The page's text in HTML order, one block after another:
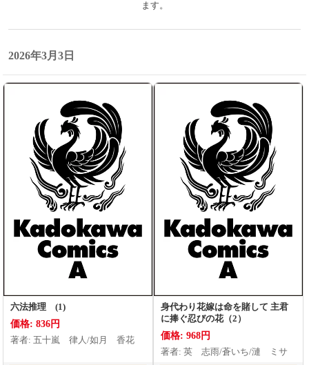
ます。
2026年3月3日
六法推理 (1)
価格: 836円
著者: 五十嵐 律人/如月 香花
身代わり花嫁は命を賭して 主君
に捧ぐ忍びの花（2）
価格: 968円
著者: 英 志雨/蒼いち/漣 ミサ